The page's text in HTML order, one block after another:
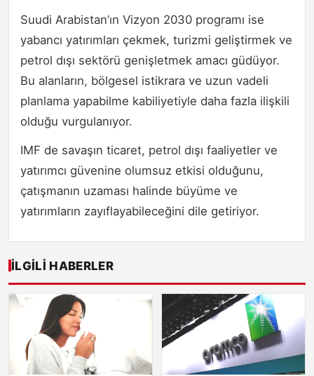
Suudi Arabistan’ın Vizyon 2030 programı ise
yabancı yatırımları çekmek, turizmi geliştirmek ve
petrol dışı sektörü genişletmek amacı güdüyor.
Bu alanların, bölgesel istikrara ve uzun vadeli
planlama yapabilme kabiliyetiyle daha fazla ilişkili
olduğu vurgulanıyor.
IMF de savaşın ticaret, petrol dışı faaliyetler ve
yatırımcı güvenine olumsuz etkisi olduğunu,
çatışmanın uzaması halinde büyüme ve
yatırımların zayıflayabileceğini dile getiriyor.
İLGILI HABERLER